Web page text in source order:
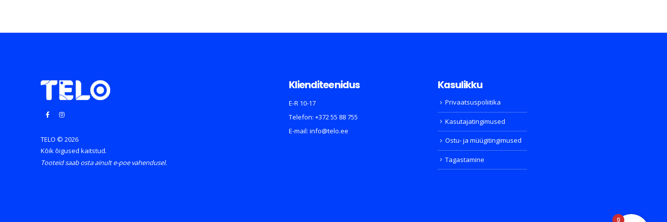
TELO © 2026
Kõik õigused kaitstud.
Tooteid saab osta ainult e-poe vahendusel.
Klienditeenidus
E-R 10-17
Telefon: +372 55 88 755
E-mail: info@telo.ee
Kasulikku
Privaatsuspoliitika
Kasutajatingimused
Ostu- ja müügitingimused
Tagastamine
0